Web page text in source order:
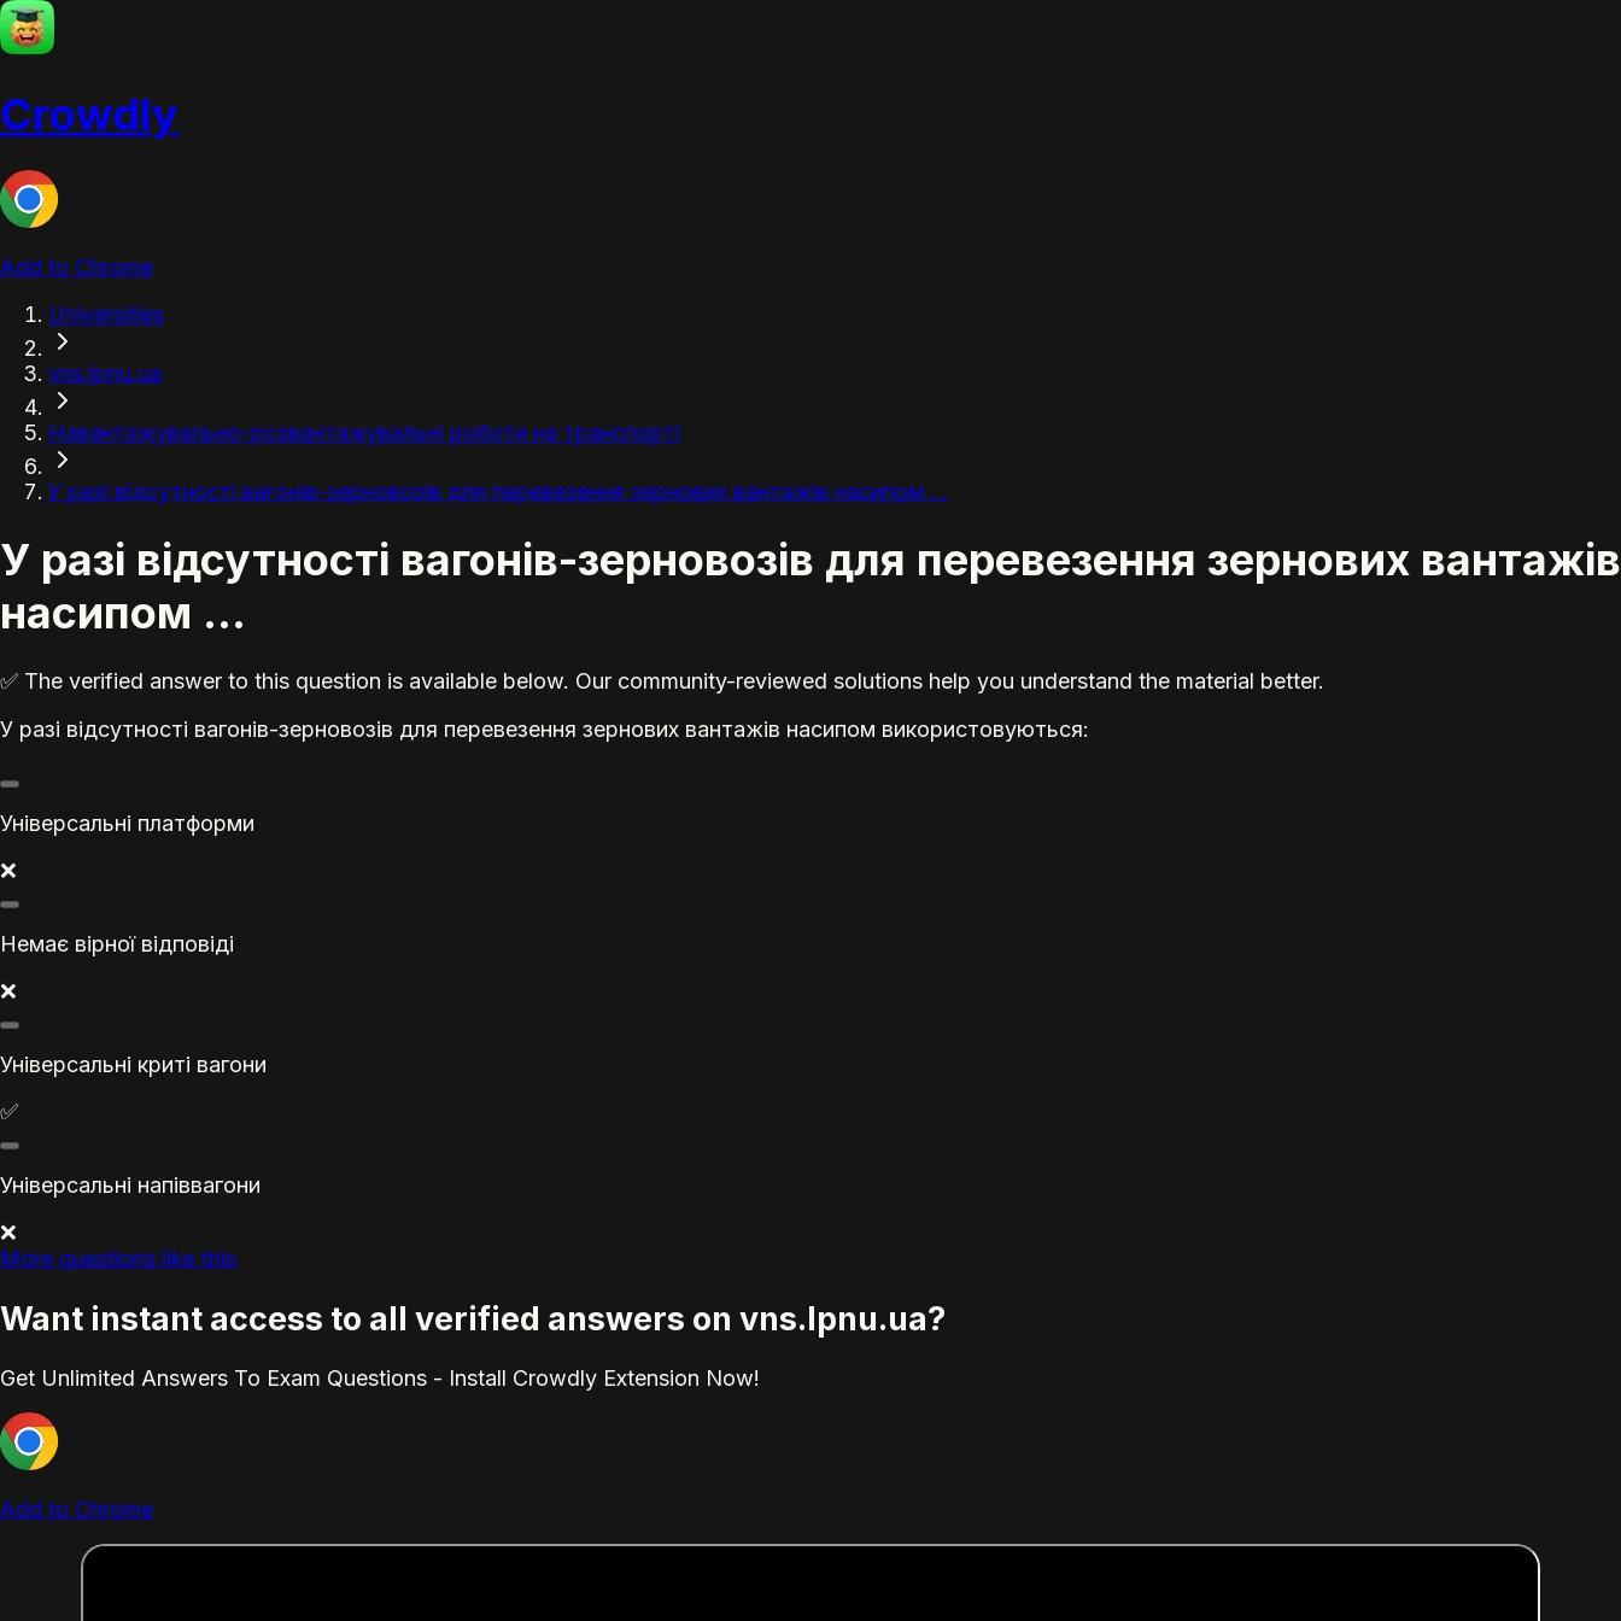
Crowdly
Add to Chrome
Universities
vns.lpnu.ua
Навантажувально-розвантажувальні роботи на транспорті
У разі відсутності вагонів-зерновозів для перевезення зернових вантажів насипом ...
У разі відсутності вагонів-зерновозів для перевезення зернових вантажів
насипом ...
✅ The verified answer to this question is available below. Our community-reviewed solutions help you understand the material better.
У разі відсутності вагонів-зерновозів для перевезення зернових вантажів насипом використовуються:
Універсальні платформи
❌
Немає вірної відповіді
❌
Універсальні криті вагони
✅
Універсальні напіввагони
❌
More questions like this
Want instant access to all verified answers on vns.lpnu.ua?
Get Unlimited Answers To Exam Questions - Install Crowdly Extension Now!
Add to Chrome